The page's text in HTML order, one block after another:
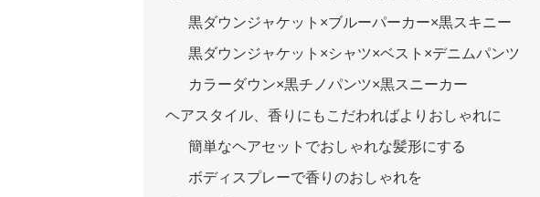
黒ダウンジャケット×ブルーパーカー×黒スキニー
黒ダウンジャケット×シャツ×ベスト×デニムパンツ
カラーダウン×黒チノパンツ×黒スニーカー
ヘアスタイル、香りにもこだわればよりおしゃれに
簡単なヘアセットでおしゃれな髪形にする
ボディスプレーで香りのおしゃれを